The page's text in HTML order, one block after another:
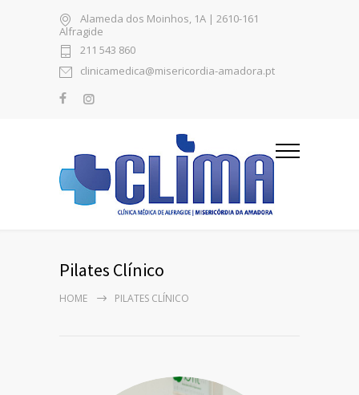
Alameda dos Moinhos, 1A | 2610-161
Alfragide
211 543 860
clinicamedica@misericordia-amadora.pt
Pilates Clínico
HOME PILATES CLÍNICO